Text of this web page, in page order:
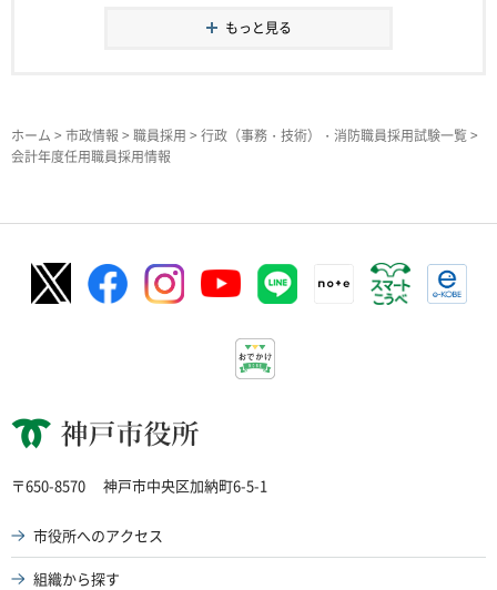
もっと見る
ホーム > 市政情報 > 職員採用 > 行政（事務・技術）・消防職員採用試験一覧>
会計年度任用職員採用情報
神戸市役所
〒650-8570 神戸市中央区加納町6-5-1
市役所へのアクセス
組織から探す